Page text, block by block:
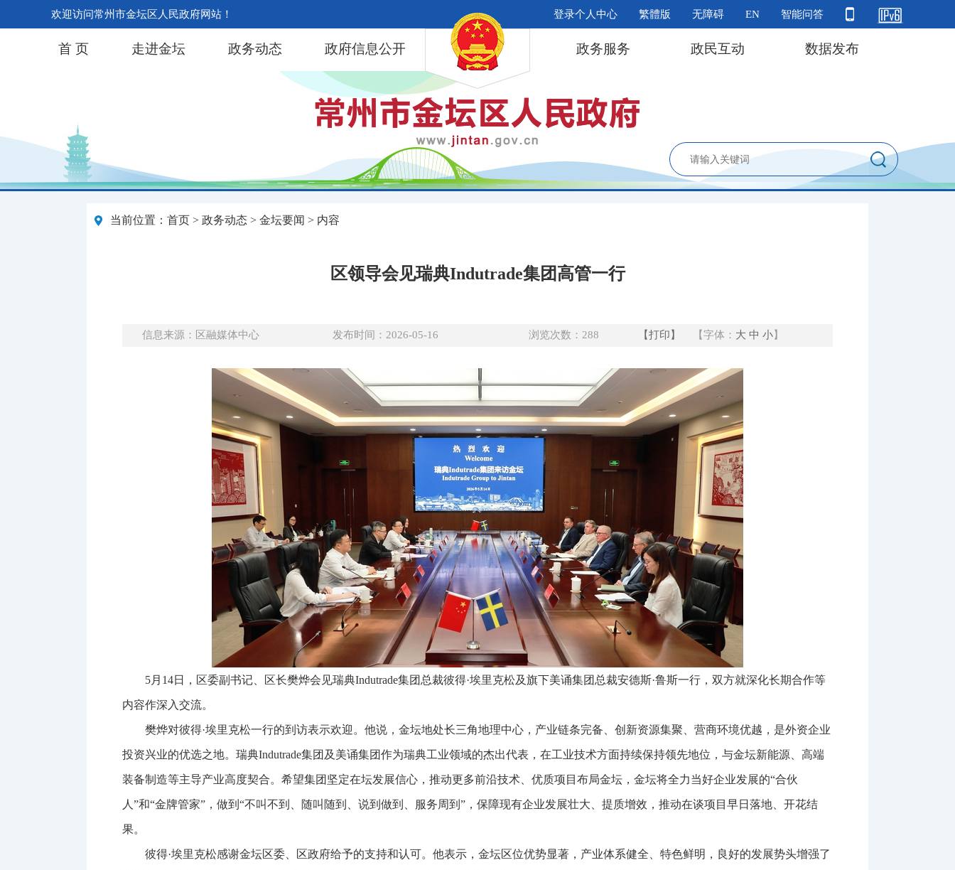
欢迎访问常州市金坛区人民政府网站！ 登录个人中心 繁體版 无障碍 EN 智能问答
首 页 走进金坛 政务动态 政府信息公开 政务服务 政民互动 数据发布
当前位置： 首页 > 政务动态 > 金坛要闻 > 内容
区领导会见瑞典Indutrade集团高管一行
信息来源：区融媒体中心 发布时间：2026-05-16 浏览次数： 288 【打印】 【字体： 大 中 小】
5月14日，区委副书记、区长樊烨会见瑞典Indutrade集团总裁彼得·埃里克松及旗下美诵集团总裁安德斯·鲁斯一行，双方就深化长期合作等
内容作深入交流。
樊烨对彼得·埃里克松一行的到访表示欢迎。他说，金坛地处长三角地理中心，产业链条完备、创新资源集聚、营商环境优越，是外资企业
投资兴业的优选之地。瑞典Indutrade集团及美诵集团作为瑞典工业领域的杰出代表，在工业技术方面持续保持领先地位，与金坛新能源、高端
装备制造等主导产业高度契合。希望集团坚定在坛发展信心，推动更多前沿技术、优质项目布局金坛，金坛将全力当好企业发展的“合伙
人”和“金牌管家”，做到“不叫不到、随叫随到、说到做到、服务周到”，保障现有企业发展壮大、提质增效，推动在谈项目早日落地、开花结
果。
彼得·埃里克松感谢金坛区委、区政府给予的支持和认可。他表示，金坛区位优势显著，产业体系健全、特色鲜明，良好的发展势头增强了